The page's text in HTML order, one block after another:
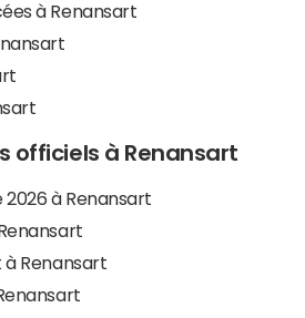
à Renansart
officiels à Renansart
2026 à Renansart
à Renansart